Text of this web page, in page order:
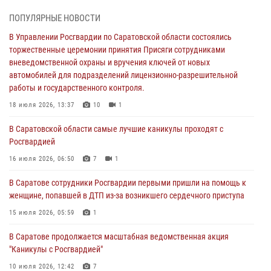
вневедомственной охраны и вручения ключей от новых
автомобилей для подразделений лицензионно-разрешительной
работы и государственного контроля.
18 июля 2026, 13:37 10 1
В Саратовской области самые лучшие каникулы проходят с
Росгвардией
В Саратове сотрудники Росгвардии первыми пришли на помощь к
женщине, попавшей в ДТП из-за возникшего сердечного приступа
В Саратове продолжается масштабная ведомственная акция
"Каникулы с Росгвардией"
В Саратовской области при содействии спецназа Росгвардии
задержан подозреваемый в незаконном обороте наркотиков
ПОПУЛЯРНЫЕ НОВОСТИ
В Управлении Росгвардии по Саратовской области состоялись
торжественные церемонии принятия Присяги сотрудниками
вневедомственной охраны и вручения ключей от новых
автомобилей для подразделений лицензионно-разрешительной
работы и государственного контроля.
18 июля 2026, 13:37 10 1
В Саратовской области самые лучшие каникулы проходят с
Росгвардией
16 июля 2026, 06:50 7 1
В Саратове сотрудники Росгвардии первыми пришли на помощь к
женщине, попавшей в ДТП из-за возникшего сердечного приступа
15 июля 2026, 05:59 1
В Саратове продолжается масштабная ведомственная акция
"Каникулы с Росгвардией"
10 июля 2026, 12:42 7